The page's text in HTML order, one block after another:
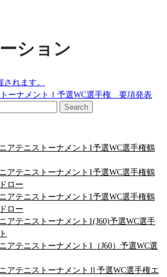
ション
れます。
ーナメントⅠ予選WC選手権 要項発表
Search
アテニストーナメント1予選WC選手権鶴
アテニストーナメント1予選WC選手権鶴
ロー
アテニストーナメント1予選WC選手権鶴
ロー
アテニストーナメント1(J60)予選WC選手
アテニストーナメント1（J60）予選WC選
アテニストーナメントⅡ予選WC選手権エ